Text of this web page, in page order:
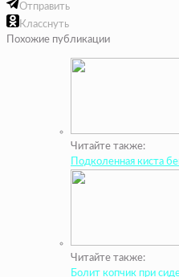
Отправить
Класснуть
Похожие публикации
Читайте также:
Подколенная киста
Читайте также:
Болит копчик при